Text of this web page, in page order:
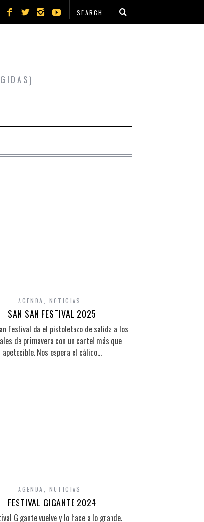
AGENDA NOTICIAS
SAN SAN FESTIVAL 2025
Festival da el pistoletazo de salida a los
de primavera con un cartel más que
apetecible. Nos espera el cálido…
AGENDA NOTICIAS
FESTIVAL GIGANTE 2024
Gigante vuelve y lo hace a lo grande.